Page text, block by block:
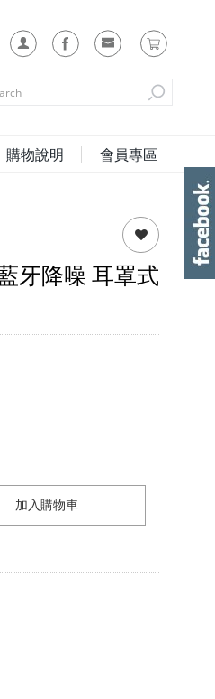
購物說明 會員專區
牙降噪 耳罩式
加入購物車